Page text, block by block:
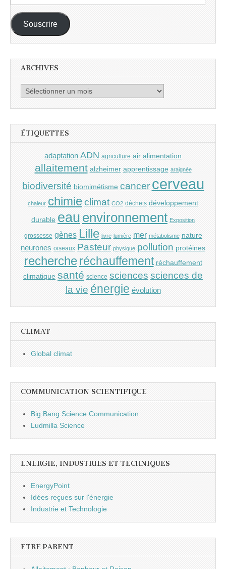
e-
mail :
Souscrire
ARCHIVES
Archives
ÉTIQUETTES
adaptation ADN agriculture air alimentation
allaitement alzheimer apprentissage araignée
biodiversité biomimétisme cancer cerveau
chaleur chimieclimat CO2 déchets développement
durable eau environnement Exposition
grossesse gènes Lille livre lumière mer métabolisme nature
neurones oiseaux Pasteur physique pollution protéines
recherche réchauffement réchauffement
climatique santé science sciences sciences de
la vie énergie évolution
CLIMAT
Global climat
COMMUNICATION SCIENTIFIQUE
Big Bang Science Communication
Ludmilla Science
ENERGIE, INDUSTRIES ET TECHNIQUES
EnergyPoint
Idées reçues sur l'énergie
Industrie et Technologie
ETRE PARENT